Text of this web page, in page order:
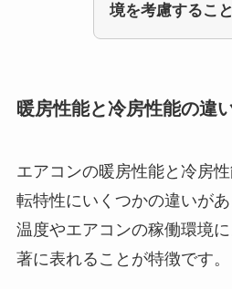
境を考慮するこ
暖房性能と冷房性能の違
エアコンの暖房性能と冷房
転特性にいくつかの違いが
温度やエアコンの稼働環境
著に表れることが特徴です。